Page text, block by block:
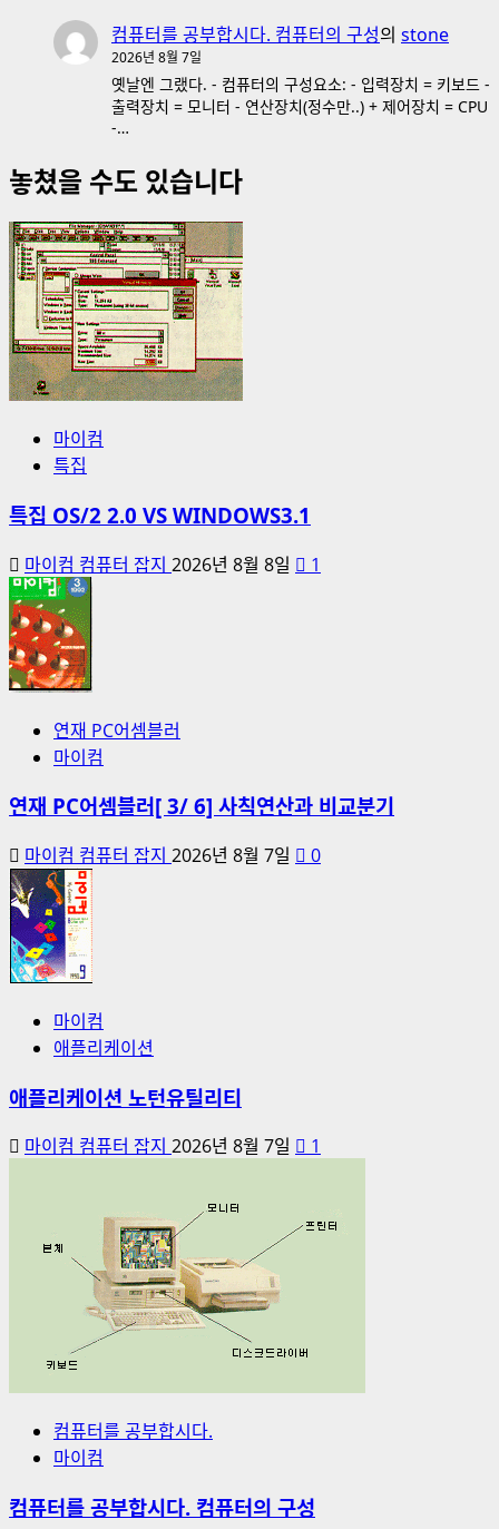
컴퓨터를 공부합시다. 컴퓨터의 구성의 stone
2026년 8월 7일
옛날엔 그랬다. - 컴퓨터의 구성요소: - 입력장치 = 키보드 -
출력장치 = 모니터 - 연산장치(정수만..) + 제어장치 = CPU
-…
놓쳤을 수도 있습니다
마이컴
특집
특집 OS/2 2.0 VS WINDOWS3.1
마이컴 컴퓨터 잡지 2026년 8월 8일 1
연재 PC어셈블러
마이컴
연재 PC어셈블러[ 3/ 6] 사칙연산과 비교분기
마이컴 컴퓨터 잡지 2026년 8월 7일 0
마이컴
애플리케이션
애플리케이션 노턴유틸리티
마이컴 컴퓨터 잡지 2026년 8월 7일 1
컴퓨터를 공부합시다.
마이컴
컴퓨터를 공부합시다. 컴퓨터의 구성